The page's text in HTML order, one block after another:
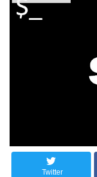
Twitter